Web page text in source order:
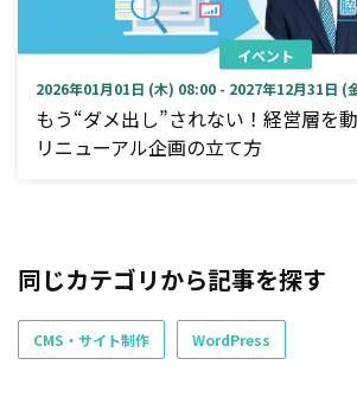
イベント
2026年01月01日 (木) 08:00 - 2027年12月31日 (
もう“ダメ出し”されない！経営層を
リニューアル企画の立て方
同じカテゴリから記事を探す
CMS・サイト制作 WordPress